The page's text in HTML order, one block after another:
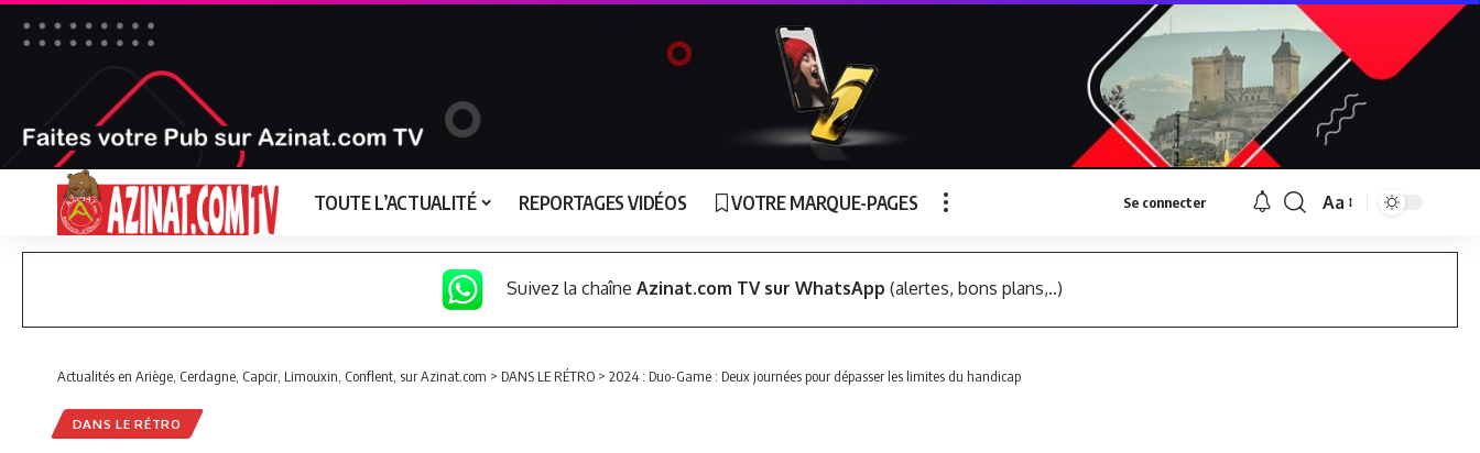
TOUTE L’ACTUALITÉ REPORTAGES VIDÉOS VOTRE MARQUE-PAGES Se connecter
Font
Aa
Suivez la chaîne Azinat.com TV sur WhatsApp (alertes, bons plans,..)
Actualités en Ariège, Cerdagne, Capcir, Limouxin, Conflent, sur Azinat.com > DANS LE RÉTRO > 2024 : Duo-Game : Deux journées pour dépasser les limites du handicap
DANS LE RÉTRO